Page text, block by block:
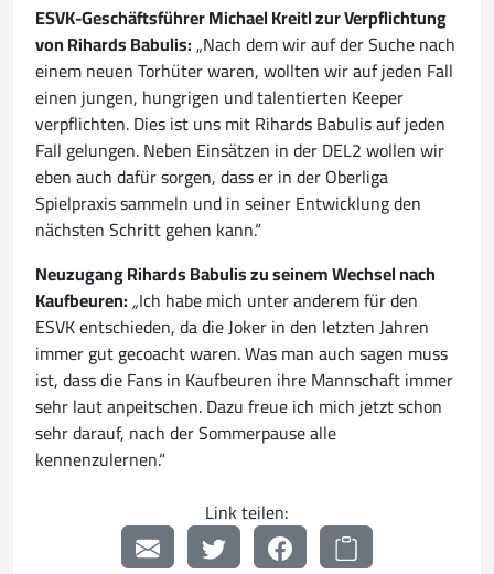
ESVK-Geschäftsführer Michael Kreitl zur Verpflichtung
von Rihards Babulis:„Nach dem wir auf der Suche nach
einem neuen Torhüter waren, wollten wir auf jeden Fall
einen jungen, hungrigen und talentierten Keeper
verpflichten. Dies ist uns mit Rihards Babulis auf jeden
Fall gelungen. Neben Einsätzen in der DEL2 wollen wir
eben auch dafür sorgen, dass er in der Oberliga
Spielpraxis sammeln und in seiner Entwicklung den
nächsten Schritt gehen kann.“
Neuzugang Rihards Babulis zu seinem Wechsel nach
Kaufbeuren:„Ich habe mich unter anderem für den
ESVK entschieden, da die Joker in den letzten Jahren
immer gut gecoacht waren. Was man auch sagen muss
ist, dass die Fans in Kaufbeuren ihre Mannschaft immer
sehr laut anpeitschen. Dazu freue ich mich jetzt schon
sehr darauf, nach der Sommerpause alle
kennenzulernen.“
Link teilen: